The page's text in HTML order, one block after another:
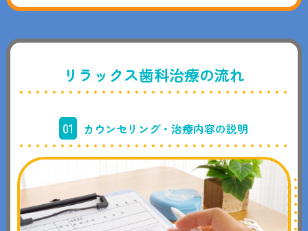
リラックス歯科治療の流れ
01 カウンセリング・治療内容の説明